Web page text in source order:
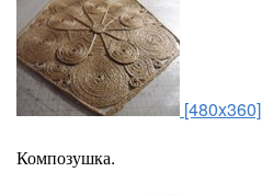
[480x360]
Композушка.